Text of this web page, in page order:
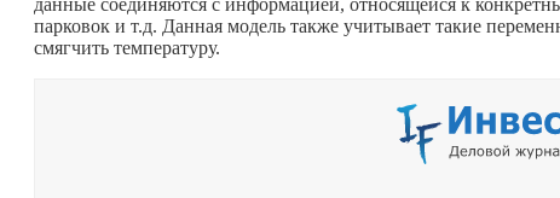
парковок и т.д. Данная модель также учитывает такие
смягчить температуру.